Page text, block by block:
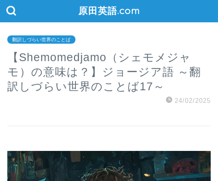
原田英語.com
翻訳しづらい世界のことば
【Shemomedjamo（シェモメジャ
モ）の意味は？】ジョージア語 ～翻
訳しづらい世界のことば17～
24/02/2025